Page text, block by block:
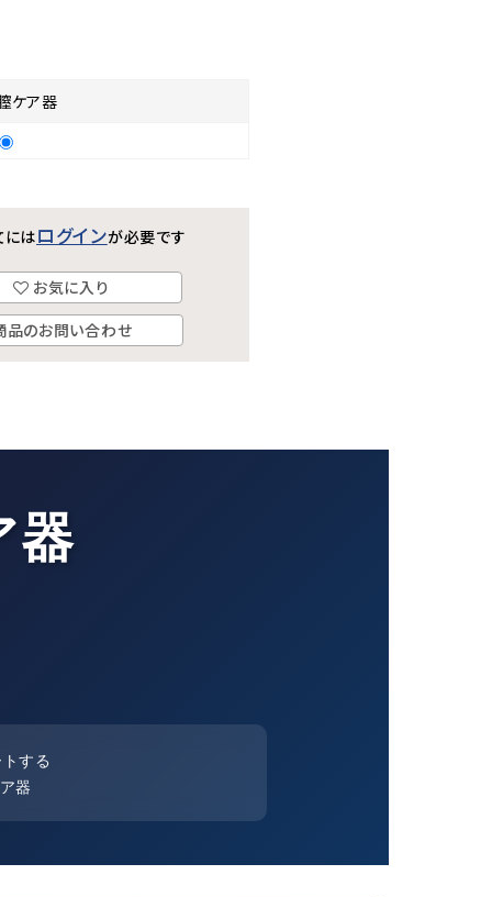
ケア器
はログインが必要です
お気に入り
品のお問い合わせ
器
する
器